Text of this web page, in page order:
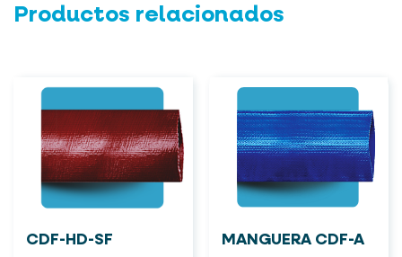
Productos relacionados
CDF-HD-SF MANGUERA CDF-A